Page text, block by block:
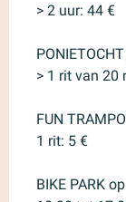
> 2 uur: 44 €
> 1 rit van 20
FUN
1 rit: 5 €
BIKE PARK